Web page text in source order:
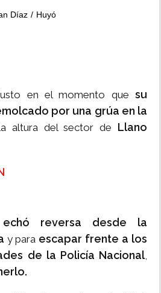
Díaz Huyó
en el momento que su
por una grúa en la
altura del sector de Llano
echó reversa desde la
y para escapar frente a los
de la Policía Nacional,